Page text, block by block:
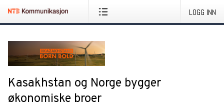
LOGG INN
Kasakhstan og Norge bygger
økonomiske broer